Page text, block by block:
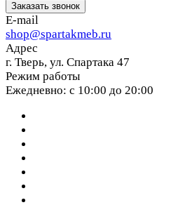
Заказать звонок
E-mail
shop@spartakmeb.ru
Адрес
г. Тверь, ул. Спартака 47
Режим работы
Ежедневно: с 10:00 до 20:00